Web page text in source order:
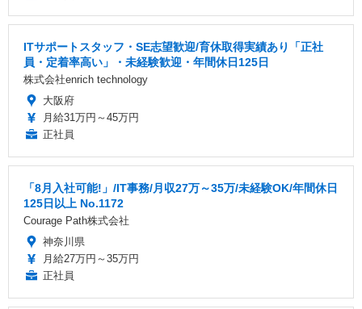
ITサポートスタッフ・SE志望歓迎/育休取得実績あり「正社
員・定着率高い」・未経験歓迎・年間休日125日
株式会社enrich technology
大阪府
月給31万円～45万円
正社員
「8月入社可能!」/IT事務/月収27万～35万/未経験OK/年間休日
125日以上 No.1172
Courage Path株式会社
神奈川県
月給27万円～35万円
正社員